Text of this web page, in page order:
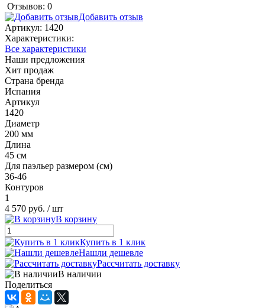
Отзывов: 0
Добавить отзыв
Артикул: 1420
Характеристики:
Все характеристики
Наши предложения
Хит продаж
Страна бренда
Испания
Артикул
1420
Диаметр
200 мм
Длина
45 см
Для паэльер размером (см)
36-46
Контуров
1
4 570 руб. / шт
В корзину
Купить в 1 клик
Нашли дешевле
Рассчитать доставку
В наличии
Поделиться